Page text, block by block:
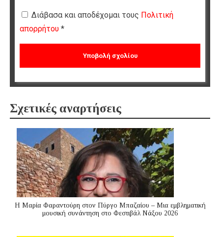
Διάβασα και αποδέχομαι τους Πολιτική
απορρήτου *
Σχετικές αναρτήσεις
Η Μαρία Φαραντούρη στον Πύργο Μπαζαίου – Μια εμβληματική
μουσική συνάντηση στο Φεστιβάλ Νάξου 2026